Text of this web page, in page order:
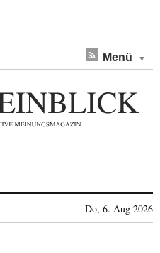
Menü
Do, 6. Aug 2026